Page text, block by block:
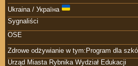
Ukraina / Україна
Sygnaliści
OSE
Zdrowe odżywianie w tym:Program dla
Urząd Miasta Rybnika Wydział Edukacji